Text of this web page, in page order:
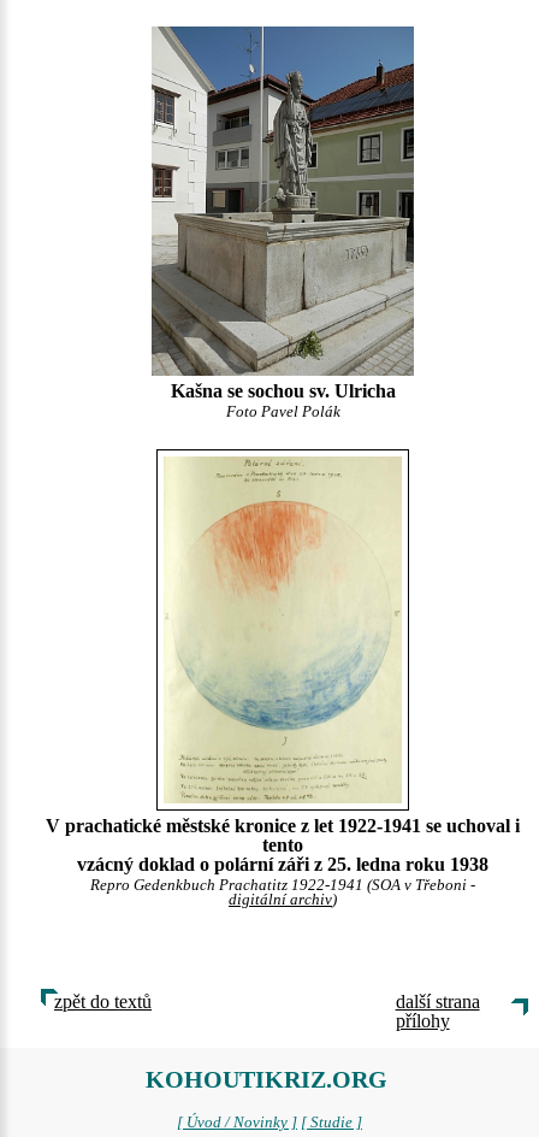
Kašna se sochou sv. Ulricha
Foto Pavel Polák
V prachatické městské kronice z let 1922-1941 se uchoval i
tento
vzácný doklad o polární záři z 25. ledna roku 1938
Repro Gedenkbuch Prachatitz 1922-1941 (SOA v Třeboni -
digitální archiv)
zpět do textů
další strana
přílohy
KOHOUTIKRIZ.ORG
[ Úvod / Novinky ] [ Studie ]